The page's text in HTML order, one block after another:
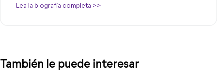
Lea la biografía completa >>
También le puede interesar